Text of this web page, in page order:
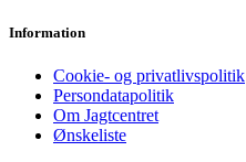
Information
Cookie- og privatlivspolitik
Persondatapolitik
Om Jagtcentret
Ønskeliste